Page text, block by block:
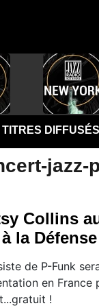
TITRES DIFFUSÉS
jazz-
Collins
la Défense
de P-Funk
en France
!